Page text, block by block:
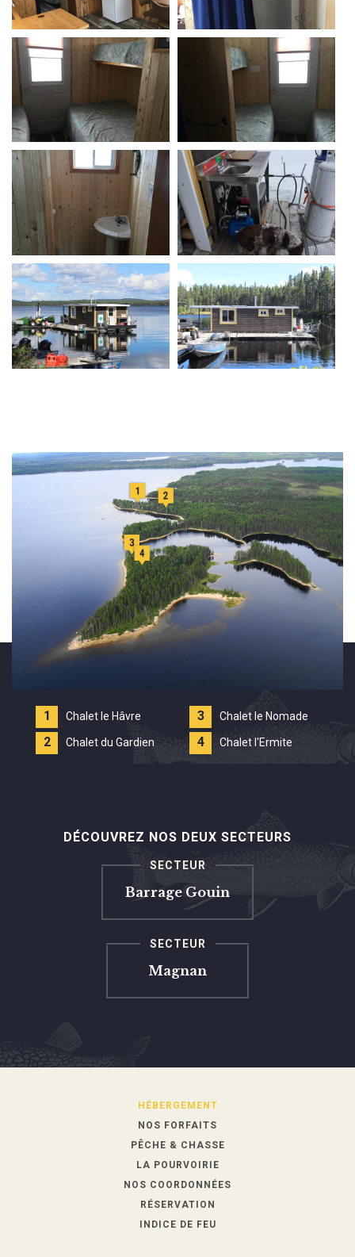
1 Chalet le Hâvre
2 Chalet du Gardien
3 Chalet le Nomade
4 Chalet l'Ermite
DÉCOUVREZ NOS DEUX SECTEURS
SECTEUR
Barrage Gouin
SECTEUR
Magnan
HÉBERGEMENT
NOS FORFAITS
PÊCHE & CHASSE
LA POURVOIRIE
NOS COORDONNÉES
RÉSERVATION
INDICE DE FEU